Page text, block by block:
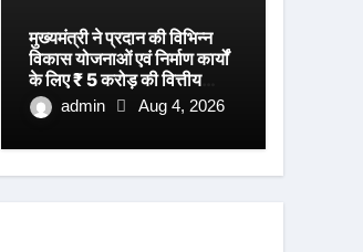
मुख्यमंत्री ने प्रदान की विभिन्न
विकास योजनाओं एवं निर्माण कार्यों
के लिए ₹ 5 करोड़ की वित्तीय
स्वीकृति।
admin Aug 4, 2026